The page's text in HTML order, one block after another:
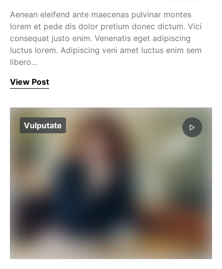
Aenean eleifend ante maecenas pulvinar montes
lorem et pede dis dolor pretium donec dictum. Vici
consequat justo enim. Venenatis eget adipiscing
luctus lorem. Adipiscing veni amet luctus enim sem
libero…
View Post
Vulputate